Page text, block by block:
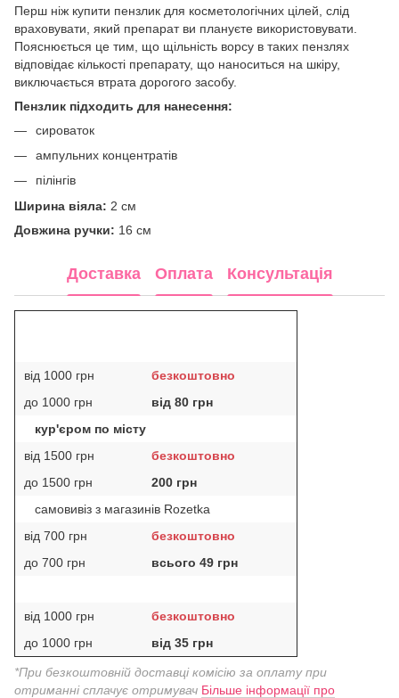
Перш ніж купити пензлик для косметологічних цілей, слід
враховувати, який препарат ви плануєте використовувати.
Пояснюється це тим, що щільність ворсу в таких пензлях
відповідає кількості препарату, що наноситься на шкіру,
виключається втрата дорогого засобу.
Пензлик підходить для нанесення:
сироваток
ампульних концентратів
пілінгів
Ширина віяла: 2 см
Довжина ручки: 16 см
Доставка Оплата Консультація
від 1000 грн
безкоштовно
до 1000 грн
від 80 грн
кур'єром по місту
від 1500 грн
безкоштовно
до 1500 грн
200 грн
самовивіз з магазинів Rozetka
від 700 грн
безкоштовно
до 700 грн
всього 49 грн
від 1000 грн
безкоштовно
до 1000 грн
від 35 грн
*При безкоштовній доставці комісію за оплату при
отриманні сплачує отримувач Більше інформації про